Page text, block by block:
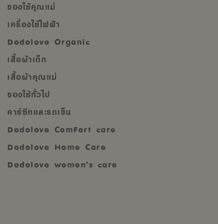
ของใช้คุณแม่
เครื่องใช้ไฟฟ้า
Dodolove Organic
เสื้อผ้าเด็ก
เสื้อผ้าคุณแม่
ของใช้ทั่วไป
คาร์ซีทและรถเข็น
Dodolove ComFort care
Dodolove Home Care
Dodolove women’s care